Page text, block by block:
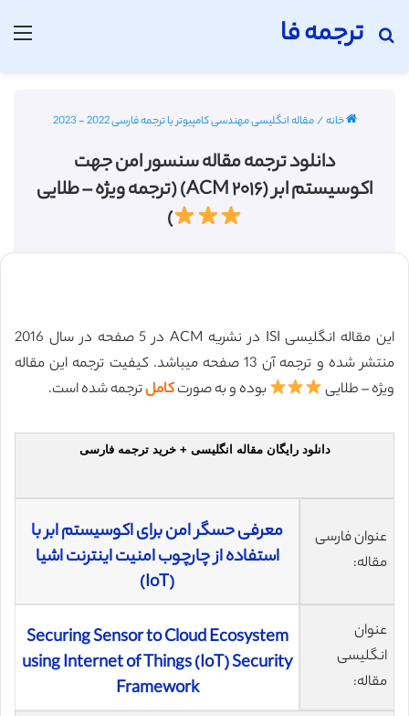
ترجمه فا
جستجو برای
خانه/مقاله انگلیسی مهندسی کامپیوتر با ترجمه فارسی 2022 - 2023
دانلود ترجمه مقاله سنسور امن جهت
اکوسیستم ابر (ACM ۲۰۱۶) (ترجمه ویژه – طلایی
)
این مقاله انگلیسی ISI در نشریه ACM در 5 صفحه در سال 2016
منتشر شده و ترجمه آن 13 صفحه میباشد. کیفیت ترجمه این مقاله
ویژه – طلایی
بوده و به صورتکاملترجمه شده است.
دانلود رایگان مقاله انگلیسی + خرید ترجمه فارسی
عنوان فارسی
مقاله:
معرفی حسگر امن برای اکوسیستم ابر با
استفاده از چارچوب امنیت اینترنت اشیا
(IoT)
عنوان
انگلیسی
مقاله:
Securing Sensor to Cloud Ecosystem
using Internet of Things (IoT) Security
Framework